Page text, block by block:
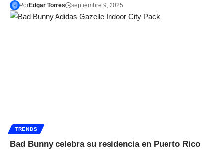
PorEdgar Torres septiembre 9, 2025
TRENDS
Bad Bunny celebra su residencia en Puerto Rico